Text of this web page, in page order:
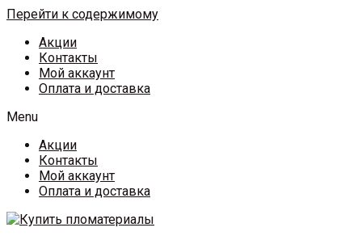
Перейти к содержимому
Акции
Контакты
Мой аккаунт
Оплата и доставка
Menu
Акции
Контакты
Мой аккаунт
Оплата и доставка